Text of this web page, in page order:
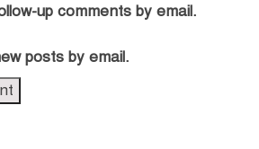
up comments by email.
posts by email.